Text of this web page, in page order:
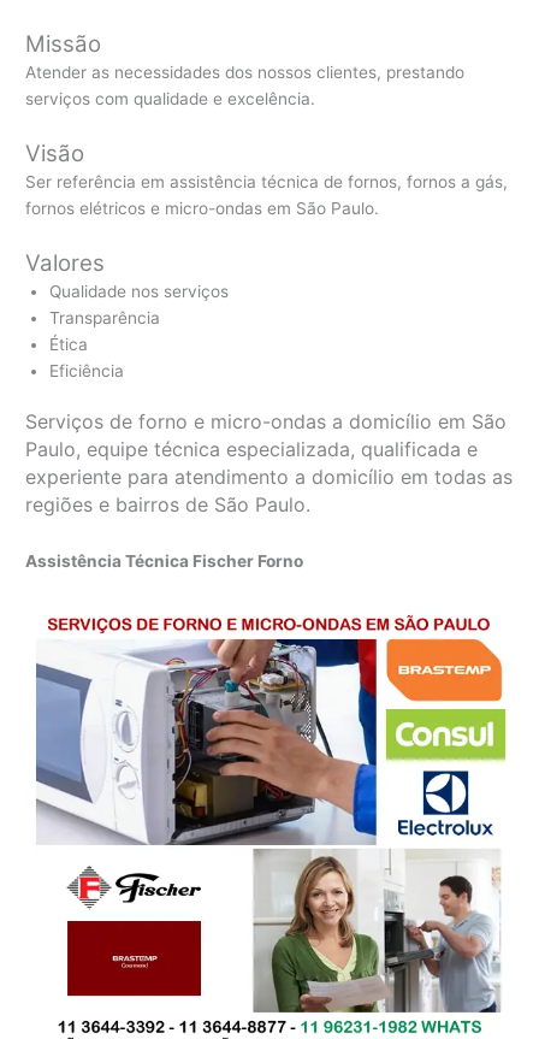
Missão
Atender as necessidades dos nossos clientes, prestando
serviços com qualidade e excelência.
Visão
Ser referência em assistência técnica de fornos, fornos a gás,
fornos elétricos e micro-ondas em São Paulo.
Valores
Qualidade nos serviços
Transparência
Ética
Eficiência
Serviços de forno e micro-ondas a domicílio em São
Paulo, equipe técnica especializada, qualificada e
experiente para atendimento a domicílio em todas as
regiões e bairros de São Paulo.
Assistência Técnica Fischer Forno